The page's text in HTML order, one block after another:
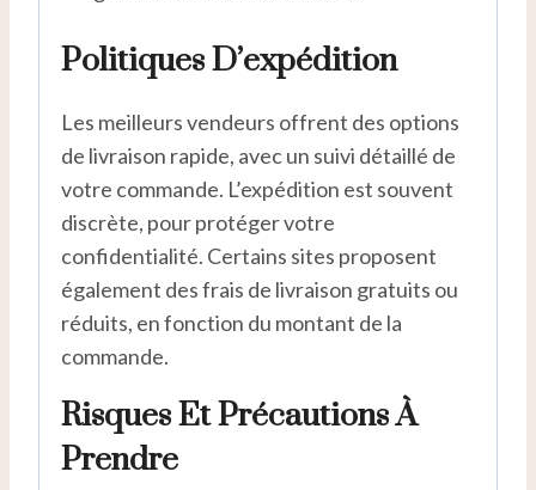
Politiques D’expédition
Les meilleurs vendeurs offrent des options
de livraison rapide, avec un suivi détaillé de
votre commande. L’expédition est souvent
discrète, pour protéger votre
confidentialité. Certains sites proposent
également des frais de livraison gratuits ou
réduits, en fonction du montant de la
commande.
Risques Et Précautions À
Prendre